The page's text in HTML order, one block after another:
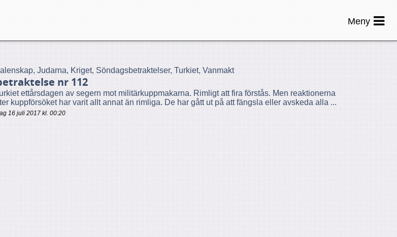
Judarna, Kriget, Söndagsbetraktelser, Turkiet, Vanmakt
nr 112
ettårsdagen av segern mot militärkuppmakarna. Rimligt att fira förstås. Men reaktionerna
kuppförsöket har varit allt annat än rimliga. De har gått ut på att fängsla eller avskeda alla ...
16 juli 2017 kl. 00:20
Meny